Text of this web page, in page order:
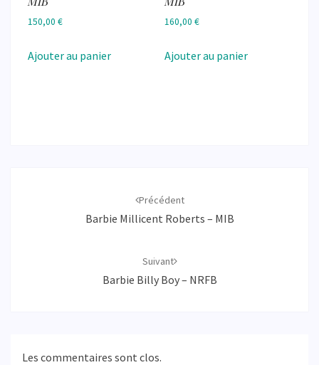
150,00 €
Ajouter au panier
160,00€
Ajouter au panier
Précédent
Barbie Millicent Roberts – MIB
Suivant
Barbie Billy Boy – NRFB
Les commentaires sont clos.